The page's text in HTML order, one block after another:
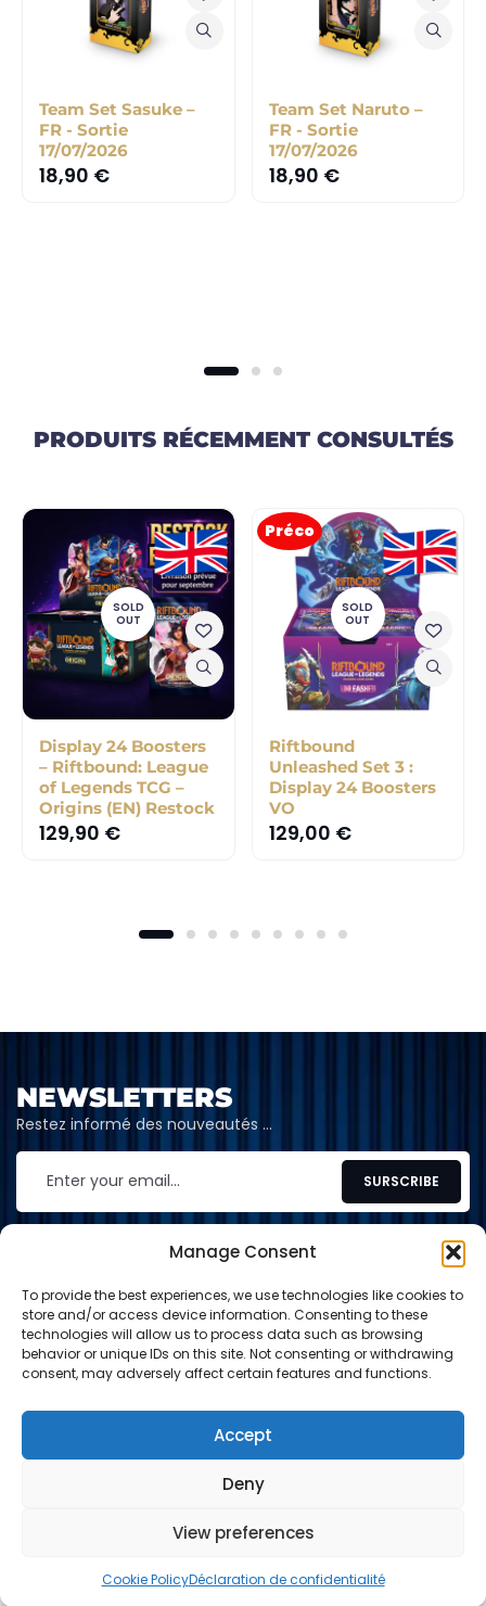
Manage Consent
To provide the best experiences, we use technologies like cookies to
store and/or access device information. Consenting to these
technologies will allow us to process data such as browsing
behavior or unique IDs on this site. Not consenting or withdrawing
consent, may adversely affect certain features and functions.
Accept
Deny
View preferences
Cookie PolicyDéclaration de confidentialité
BOUTIQUE SEARCH WISHLIST
Team Set Sasuke –
FR - Sortie
17/07/2026
18,90 €
Team Set Naruto –
FR - Sortie
17/07/2026
18,90 €
PRODUITS RÉCEMMENT CONSULTÉS
SOLD
OUT
Display 24 Boosters
– Riftbound: League
of Legends TCG –
Origins (EN) Restock
129,90 €
Préco
SOLD
OUT
Riftbound
Unleashed Set 3 :
Display 24 Boosters
VO
129,00 €
NEWSLETTERS
Restez informé des nouveautés …
CONTACT
contact@shop-tcg.fr
INFORMATION
© 2024-2026 Shop TCG. Tous droits réservés.